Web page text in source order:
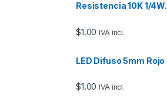
Resistencia 10K 1/4W.
$1.00 IVA incl.
LED Difuso 5mm Rojo
$1.00 IVA incl.